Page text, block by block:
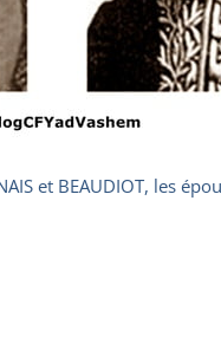
et BEAUDIOT, les